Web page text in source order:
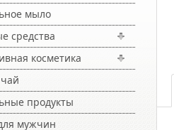
мыло
средства
косметика
продукты
мужчин